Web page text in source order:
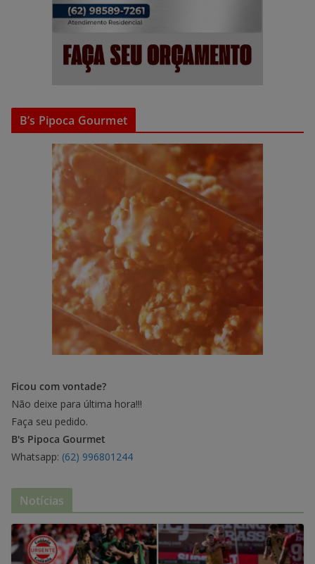
B’s Pipoca Gourmet
Ficou com vontade?
Não deixe para última hora!!!
Faça seu pedido.
B's Pipoca Gourmet
Whatsapp: (62) 996801244
Notícias